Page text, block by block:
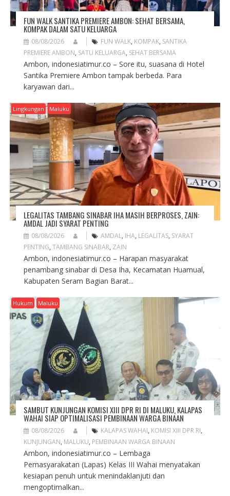
FUN WALK SANTIKA PREMIERE AMBON: SEHAT BERSAMA,
KOMPAK DALAM SATU KELUARGA
08/08/2026 FUN WALK, KOMPAK, SANTIKA
PREMIERE AMBON, SATU KELUARGA, SEHAT BERSAMA
Ambon, indonesiatimur.co – Sore itu, suasana di Hotel
Santika Premiere Ambon tampak berbeda. Para
karyawan dari...
Lingkungan Maluku
LEGALITAS TAMBANG SINABAR IHA MASIH BERPROSES, ZAIN:
AMDAL JADI SYARAT PENTING
08/08/2026 AMDAL, IHA, LEGALITAS, SYARAT
PENTING, TAMBANG SINABAR, ZAIN
Ambon, indonesiatimur.co – Harapan masyarakat
penambang sinabar di Desa Iha, Kecamatan Huamual,
Kabupaten Seram Bagian Barat...
Hukum Maluku
SAMBUT KUNJUNGAN KOMISI XIII DPR RI DI MALUKU, KALAPAS
WAHAI SIAP OPTIMALISASI PEMBINAAN WARGA BINAAN
08/08/2026 KALAPAS WAHAI, KOMISI XIII DPR RI,
KUNJUNGAN, MALUKU, PEMBINAAN WARGA BINAAN
Ambon, indonesiatimur.co – Lembaga
Pemasyarakatan (Lapas) Kelas III Wahai menyatakan
kesiapan penuh untuk menindaklanjuti dan
mengoptimalkan...